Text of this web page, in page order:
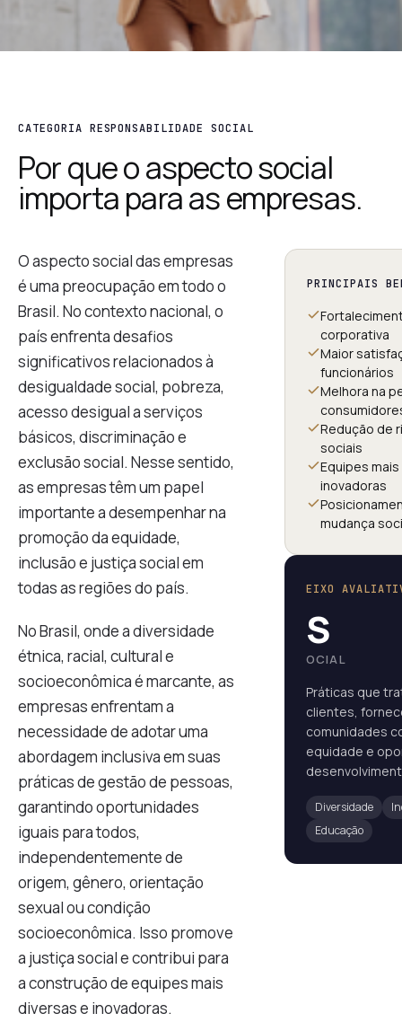
CATEGORIA RESPONSABILIDADE SOCIAL
Por que o aspecto social
importa para as empresas.
O aspecto social das empresas
é uma preocupação em todo o
Brasil. No contexto nacional, o
país enfrenta desafios
significativos relacionados à
desigualdade social, pobreza,
acesso desigual a serviços
básicos, discriminação e
exclusão social. Nesse sentido,
as empresas têm um papel
importante a desempenhar na
promoção da equidade,
inclusão e justiça social em
todas as regiões do país.
No Brasil, onde a diversidade
étnica, racial, cultural e
socioeconômica é marcante, as
empresas enfrentam a
necessidade de adotar uma
abordagem inclusiva em suas
práticas de gestão de pessoas,
garantindo oportunidades
iguais para todos,
independentemente de
origem, gênero, orientação
sexual ou condição
socioeconômica. Isso promove
a justiça social e contribui para
a construção de equipes mais
diversas e inovadoras.
PRINCIPAIS
corporativa
Maior
funcionários
Melhora na
Redução de
sociais
Equipes
inovadoras
mudança
EIXO
S
OCIAL
Práticas que
clientes,
comunidades
equidade e
Diversidade
Educação